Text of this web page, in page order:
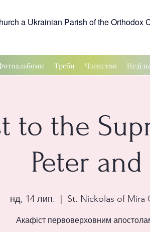
a Ukrainian Parish of the Orthodox
Треби Членство
to the
Peter and
нд, 14 лип. St. Nickolas of Mira
Акафіст первоверховним